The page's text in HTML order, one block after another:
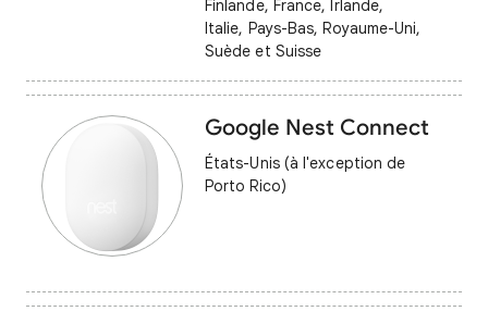
Finlande, France, Irlande,
Italie, Pays-Bas, Royaume-Uni,
Suède et Suisse
Google Nest Connect
États-Unis (à l'exception de
Porto Rico)